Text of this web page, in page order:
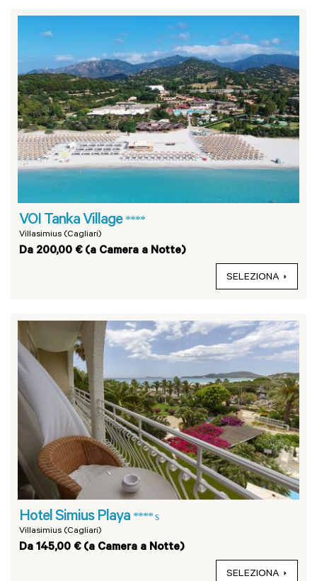
VOI Tanka Village ****
Villasimius (Cagliari)
Da 200,00 € (a Camera a Notte)
SELEZIONA
Hotel Simius Playa **** s
Villasimius (Cagliari)
Da 145,00 € (a Camera a Notte)
SELEZIONA